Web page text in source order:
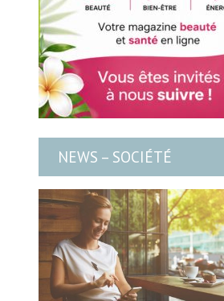
NEWS – SOCIÉTÉ